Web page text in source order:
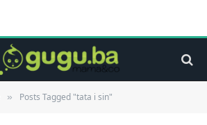
» Posts Tagged "tata i sin"